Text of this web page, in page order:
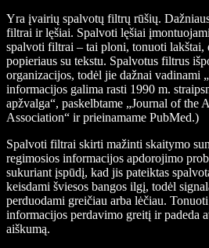
Yra įvairių spalvotų filtrų rūšių.
filtrai ir lęšiai. Spalvoti lęšiai
spalvoti filtrai – tai ploni, tonuoti lakštai,
popieriaus su tekstu. Spalvotus filtrus
organizacijos, todėl jie dažnai vadinami
informacijos galima rasti 1990 m.
apžvalga“, paskelbtame „Journal of the
Association“ ir prieinamame PubMed.)
Spalvoti filtrai skirti mažinti skaitymo
regimosios informacijos apdorojimo
sukuriant įspūdį, kad jis pateiktas
keisdami šviesos bangos ilgį, todėl
perduodami greičiau arba lėčiau.
informacijos perdavimo greitį ir padeda
aiškumą.